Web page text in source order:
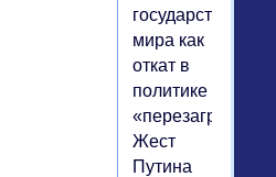
государств
мира как
откат в
политике
«перезагрузки».
Жест
Путина